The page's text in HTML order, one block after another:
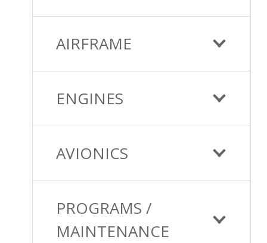
AIRFRAME
ENGINES
AVIONICS
PROGRAMS /
MAINTENANCE